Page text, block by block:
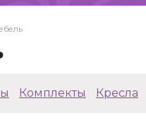
Комплекты Кресла